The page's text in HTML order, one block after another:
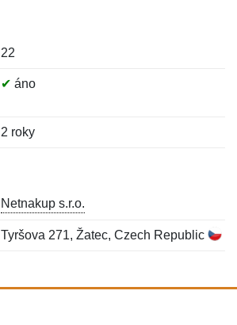
22
✔ áno
2 roky
Netnakup s.r.o.
Tyršova 271, Žatec, Czech Republic